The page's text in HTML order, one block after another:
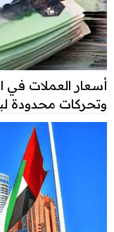
أسعار العملات في
وتحركات محدودة